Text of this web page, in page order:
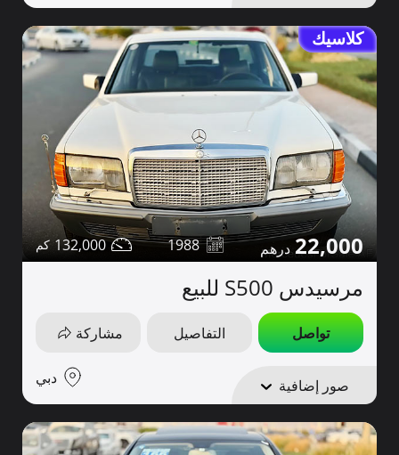
كلاسيك
22,000
1988
132,000
مرسيدس S500 للبيع
تواصل التفاصيل مشاركة
صور إضافية دبي